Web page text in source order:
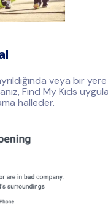
veya bir
Find My Kids
halleder.